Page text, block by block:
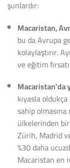
şunlardır:
Macaristan,
bu da Avrupa
kolaylaştırır.
ve eğitim
kıyasla
sahip
ülkelerinden
Zürih, Madrid
%30 daha
Macaristan en